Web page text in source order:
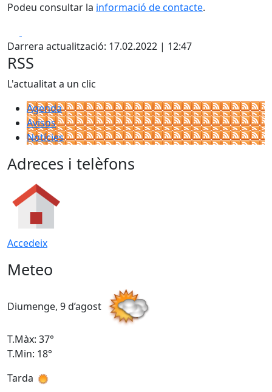
Podeu consultar la informació de contacte.
Darrera actualització: 17.02.2022 | 12:47
RSS
L'actualitat a un clic
Agenda
Avisos
Notícies
Adreces i telèfons
Accedeix
Meteo
Diumenge, 9 d’agost
T.Màx: 37°
T.Min: 18°
Tarda